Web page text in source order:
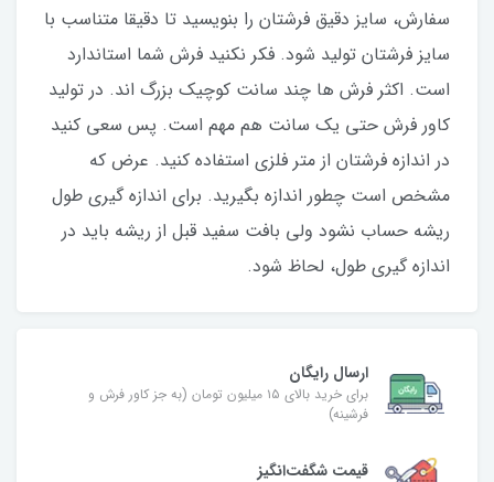
سفارش، سایز دقیق فرشتان را بنویسید تا دقیقا متناسب با
سایز فرشتان تولید شود. فکر نکنید فرش شما استاندارد
است. اکثر فرش ها چند سانت کوچیک بزرگ اند. در تولید
کاور فرش حتی یک سانت هم مهم است. پس سعی کنید
در اندازه فرشتان از متر فلزی استفاده کنید‌. عرض که
مشخص است چطور اندازه بگیرید. برای اندازه گیری طول
ریشه حساب نشود ولی بافت سفید قبل از ریشه باید در
اندازه گیری طول، لحاظ شود.
ارسال رایگان
برای خرید بالای ۱۵ میلیون تومان (به جز کاور فرش و
فرشینه)
قیمت شگفت‌انگیز